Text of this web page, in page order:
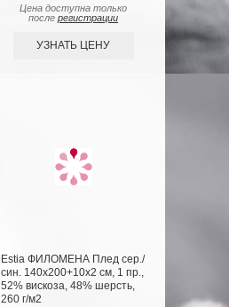
Цена доступна только
послерегистрации
УЗНАТЬ ЦЕНУ
Estia ФИЛОМЕНА Плед сер./
син. 140х200+10х2 см, 1 пр.,
52% вискоза, 48% шерсть,
260 г/м2